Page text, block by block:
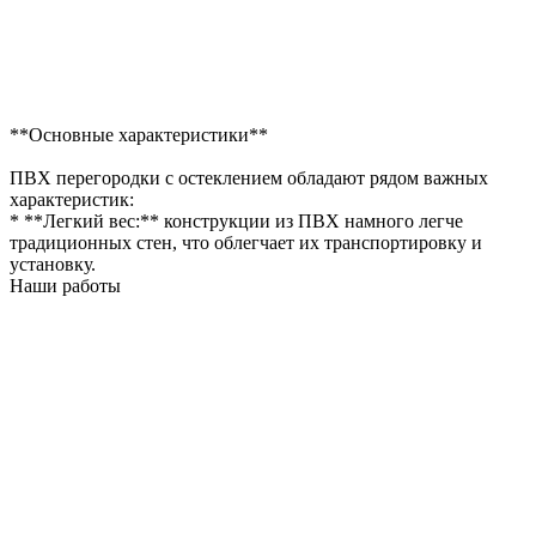
**Основные характеристики**
ПВХ перегородки с остеклением обладают рядом важных
характеристик:
* **Легкий вес:** конструкции из ПВХ намного легче
традиционных стен, что облегчает их транспортировку и
установку.
Наши работы